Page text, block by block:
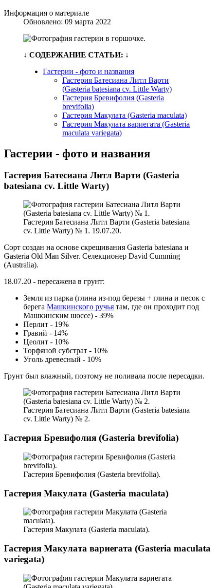
Информация о материале
Обновлено: 09 марта 2022
↓ СОДЕРЖАНИЕ СТАТЬИ: ↓
Гастерии - фото и названия
Гастерия Батесиана Литл Варти
(Gasteria batesiana cv. Little Warty)
Гастерия Бревифолия (Gasteria
brevifolia)
Гастерия Макулата (Gasteria maculata)
Гастерия Макулата вариегата (Gasteria
maculata variegata)
Гастерии - фото и названия
Гастерия Батесиана Литл Варти (Gasteria
batesiana cv. Little Warty)
Гастерия Батесиана Литл Варти (Gasteria batesiana
cv. Little Warty) № 1. 19.07.20.
Сорт создан на основе скрещивания Gasteria batesiana и
Gasteria Old Man Silver. Селекционер David Cumming
(Australia).
18.07.20 - пересажена в грунт:
Земля из парка (глина из-под березы + глина и песок с
берега Машкинского ручья там, где он проходит под
Машкинским шоссе) - 39%
Перлит - 19%
Гравий - 14%
Цеолит - 10%
Торфяной субстрат - 10%
Уголь древесный - 10%
Грунт был влажный, поэтому не поливала после пересадки.
Гастерия Батесиана Литл Варти (Gasteria batesiana
cv. Little Warty) № 2.
Гастерия Бревифолия (Gasteria brevifolia)
Гастерия Бревифолия (Gasteria brevifolia).
Гастерия Макулата (Gasteria maculata)
Гастерия Макулата (Gasteria maculata).
Гастерия Макулата вариегата (Gasteria maculata
variegata)